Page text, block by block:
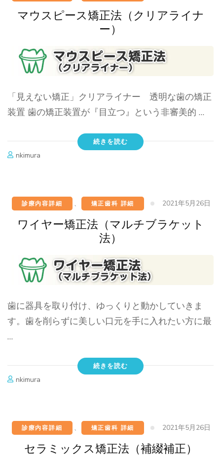
マウスピース矯正法（クリアライナ
ー）
「見えない矯正」クリアライナー 透明な歯の矯正
装置 歯の矯正装置が『目立つ』という非審美的 …
続きを読む
nkimura
診療内容詳細 、 矯正歯科 詳細 2021年5月26日
ワイヤー矯正法（マルチブラケット
法）
歯に器具を取り付け、ゆっくりと動かしていきま
す。歯を削らずに美しい口元を手に入れたい方に最
…
続きを読む
nkimura
診療内容詳細 、 矯正歯科 詳細 2021年5月26日
セラミックス矯正法（補綴補正）